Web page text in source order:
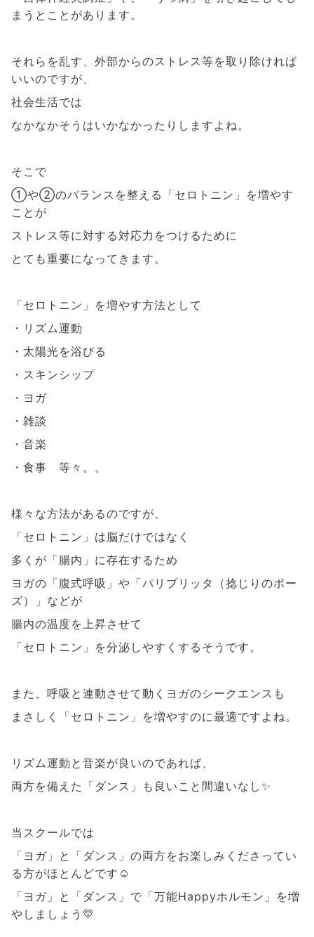
まうとことがあります。
それらを乱す、外部からのストレス等を取り除ければ
いいのですが、
社会生活では
なかなかそうはいかなかったりしますよね。
そこで
①や②のバランスを整える「セロトニン」を増やす
ことが
ストレス等に対する対応力をつけるために
とても重要になってきます。
「セロトニン」を増やす方法として
・リズム運動
・太陽光を浴びる
・スキンシップ
・ヨガ
・雑談
・音楽
・食事 等々。。
様々な方法があるのですが、
「セロトニン」は脳だけではなく
多くが「腸内」に存在するため
ヨガの「腹式呼吸」や「パリブリッタ（捻じりのポー
ズ）」などが
腸内の温度を上昇させて
「セロトニン」を分泌しやすくするそうです。
また、呼吸と連動させて動くヨガのシークエンスも
まさしく「セロトニン」を増やすのに最適ですよね。
リズム運動と音楽が良いのであれば、
両方を備えた「ダンス」も良いこと間違いなし✨
当スクールでは
「ヨガ」と「ダンス」の両方をお楽しみくださってい
る方がほとんどです☺
「ヨガ」と「ダンス」で「万能Happyホルモン」を増
やしましょう💛